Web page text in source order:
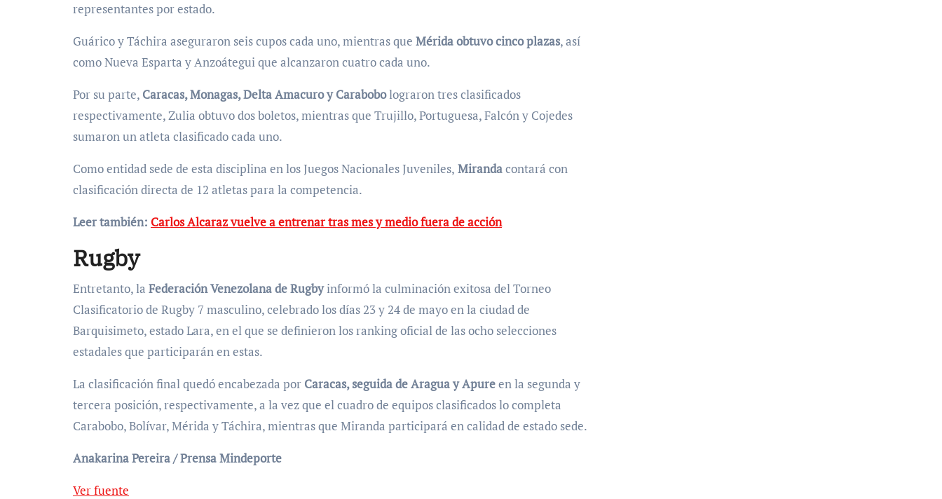
representantes por estado.
Guárico y Táchira aseguraron seis cupos cada uno, mientras que Mérida obtuvo cinco plazas, así
como Nueva Esparta y Anzoátegui que alcanzaron cuatro cada uno.
Por su parte, Caracas, Monagas, Delta Amacuro y Carabobolograron tres clasificados
respectivamente, Zulia obtuvo dos boletos, mientras que Trujillo, Portuguesa, Falcón y Cojedes
sumaron un atleta clasificado cada uno.
Como entidad sede de esta disciplina en los Juegos Nacionales Juveniles, Mirandacontará con
clasificación directa de 12 atletas para la competencia.
Leer también: Carlos Alcaraz vuelve a entrenar tras mes y medio fuera de acción
Rugby
Entretanto, la Federación Venezolana de Rugbyinformó la culminación exitosa del Torneo
Clasificatorio de Rugby 7 masculino, celebrado los días 23 y 24 de mayo en la ciudad de
Barquisimeto, estado Lara, en el que se definieron los ranking oficial de las ocho selecciones
estadales que participarán en estas.
La clasificación final quedó encabezada por Caracas, seguida de Aragua y Apureen la segunda y
tercera posición, respectivamente, a la vez que el cuadro de equipos clasificados lo completa
Carabobo, Bolívar, Mérida y Táchira, mientras que Miranda participará en calidad de estado sede.
Anakarina Pereira / Prensa Mindeporte
Ver fuente